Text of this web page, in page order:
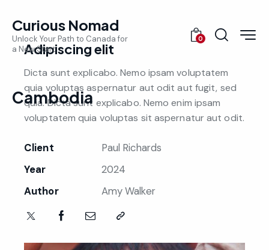
Curious Nomad
Unlock Your Path to Canada for
a New Start
0
Cambodia
Adipiscing elit
Dicta sunt explicabo. Nemo ipsam voluptatem
quia voluptas aspernatur aut odit aut fugit, sed
quia. Dicta sunt explicabo. Nemo enim ipsam
voluptatem quia voluptas sit aspernatur aut odit.
Client
Paul Richards
Year
2024
Author
Amy Walker